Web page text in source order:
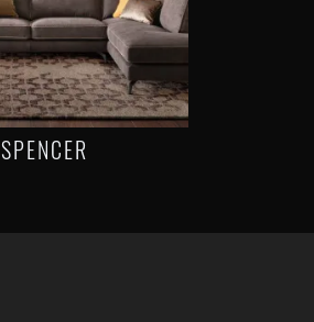
SPENCER